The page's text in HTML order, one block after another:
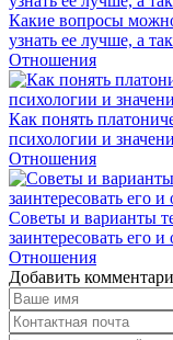
Какие вопросы
узнать ее лучше, а
Отношения
Как понять
психологии и
Отношения
Советы и варианты
заинтересовать его
Отношения
Добавить